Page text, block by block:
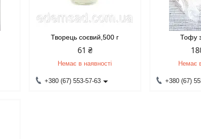
Творець соєвий,500 г
61 ₴
Немає в наявності
+380 (67) 553-57-63
Тофу
Немає
+380 (67)